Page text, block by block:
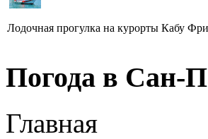
Лодочная прогулка на курорты Кабу
Погода в Сан-
Главная